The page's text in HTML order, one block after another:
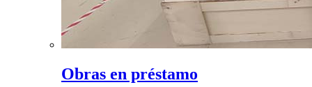
Obras en préstamo